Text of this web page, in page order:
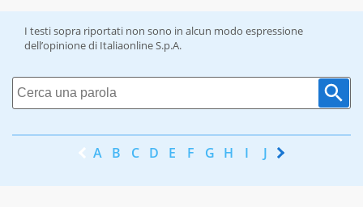
I testi sopra riportati non sono in alcun modo espressione
dell’opinione di Italiaonline S.p.A.
A B C D E F G H I J K